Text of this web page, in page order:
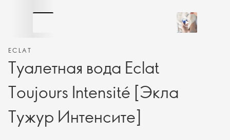
ECLAT
Туалетная вода Eclat
Toujours Intensité [Экла
Тужур Интенсите]